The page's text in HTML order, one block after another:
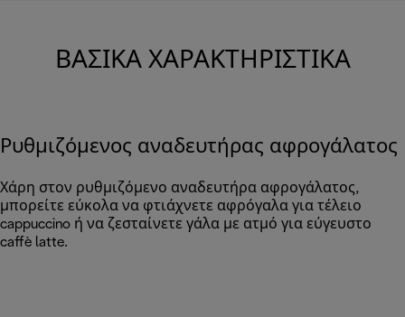
ΒΑΣΙΚΆ ΧΑΡΑΚΤΗΡΙΣΤΙΚΆ
Ρυθμιζόμενος αναδευτήρας αφρογάλατος
Χάρη στον ρυθμιζόμενο αναδευτήρα αφρογάλατος,
μπορείτε εύκολα να φτιάχνετε αφρόγαλα για τέλειο
cappuccino ή να ζεσταίνετε γάλα με ατμό για εύγευστο
caffè latte.